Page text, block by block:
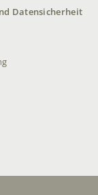
Datensicherheit